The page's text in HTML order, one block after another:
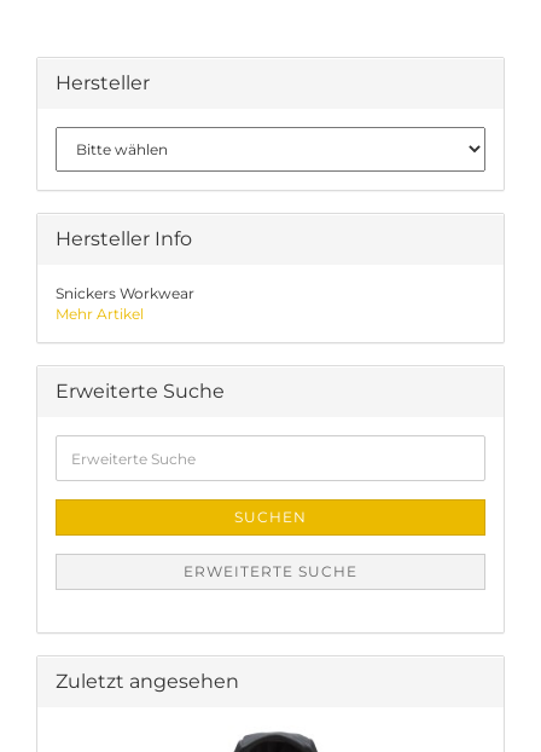
Hersteller
Hersteller Info
Snickers Workwear
Mehr Artikel
Erweiterte Suche
Suche
SUCHEN
ERWEITERTE SUCHE
Zuletzt angesehen